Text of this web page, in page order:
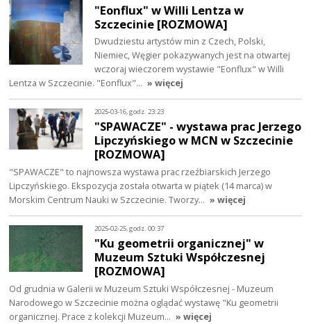
"Eonflux" w Willi Lentza w
Szczecinie [ROZMOWA]
Dwudziestu artystów min z Czech, Polski,
Niemiec, Węgier pokazywanych jest na otwartej
wczoraj wieczorem wystawie "Eonflux" w Willi
Lentza w Szczecinie. "Eonflux"… » więcej
2025-03-16, godz. 23:23
"SPAWACZE" - wystawa prac Jerzego
Lipczyńskiego w MCN w Szczecinie
[ROZMOWA]
"SPAWACZE" to najnowsza wystawa prac rzeźbiarskich Jerzego
Lipczyńskiego. Ekspozycja została otwarta w piątek (14 marca) w
Morskim Centrum Nauki w Szczecinie. Tworzy… » więcej
2025-02-25, godz. 00:37
"Ku geometrii organicznej" w
Muzeum Sztuki Współczesnej
[ROZMOWA]
Od grudnia w Galerii w Muzeum Sztuki Współczesnej - Muzeum
Narodowego w Szczecinie można oglądać wystawę "Ku geometrii
organicznej. Prace z kolekcji Muzeum… » więcej